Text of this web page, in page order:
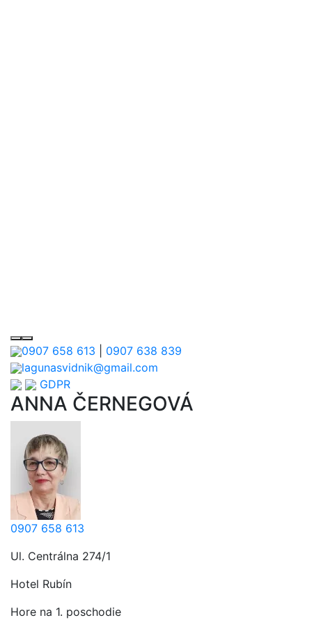
0907 658 613
0907 638 839
lagunasvidnik@gmail.com
GDPR
ANNA ČERNEGOVÁ
0907 658 613
Ul. Centrálna 274/1
Hotel Rubín
Hore na 1. poschodie